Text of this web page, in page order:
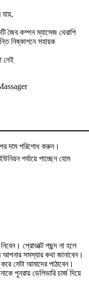
জৈব কম্পন ম্যাসেজ থেরাপি
নিষ্কাশনে সহায়ক
নেই
পর দাম পরিশোধ করুন।
পর্যায়ে পাচ্ছেন হোম
প্রোডাক্ট পছন্দ না হলে
আপনার সমস্যার কথা জানাবেন।
সেটা আমাদের পাঠাবেন।
পুনরায় ডেলিভারি চার্জ দিয়ে